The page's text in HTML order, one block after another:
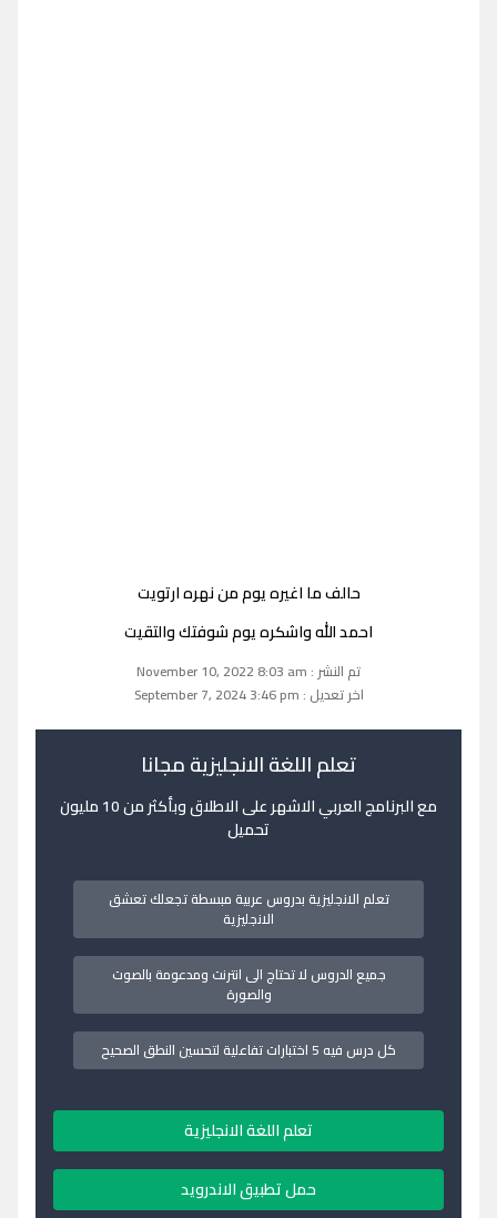
حالف ما اغيره يوم من نهره ارتويت
احمد الله واشكره يوم شوفتك والتقيت
تم النشر : November 10, 2022 8:03 am
اخر تعديل : September 7, 2024 3:46 pm
تعلم اللغة الانجليزية مجانا
مع البرنامج العربي الاشهر على الاطلاق وبأكثر من 10 مليون
تحميل
تعلم الانجليزية بدروس عربية مبسطة تجعلك تعشق
الانجليزية
جميع الدروس لا تحتاج الى انترنت ومدعومة بالصوت
والصورة
كل درس فيه 5 اختبارات تفاعلية لتحسين النطق الصحيح
تعلم اللغة الانجليزية
حمل تطبيق الاندرويد